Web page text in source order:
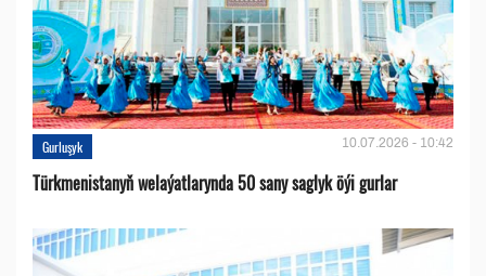
Gurluşyk 10.07.2026 - 10:42
Türkmenistanyň welaýatlarynda 50 sany saglyk öýi gurlar